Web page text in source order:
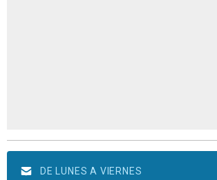
DE LUNES A VIERNES